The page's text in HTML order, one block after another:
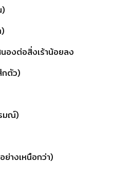
องต่อสิ่งเร้าน้อยลง
กตัว)
มณ์)
างเหนือกว่า)